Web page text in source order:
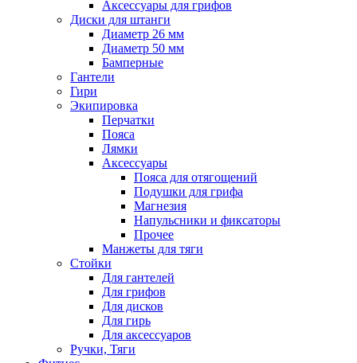
Аксессуары для грифов
Диски для штанги
Диаметр 26 мм
Диаметр 50 мм
Бамперные
Гантели
Гири
Экипировка
Перчатки
Пояса
Лямки
Аксессуары
Пояса для отягощений
Подушки для грифа
Магнезия
Напульсники и фиксаторы
Прочее
Манжеты для тяги
Стойки
Для гантелей
Для грифов
Для дисков
Для гирь
Для аксессуаров
Ручки, Тяги